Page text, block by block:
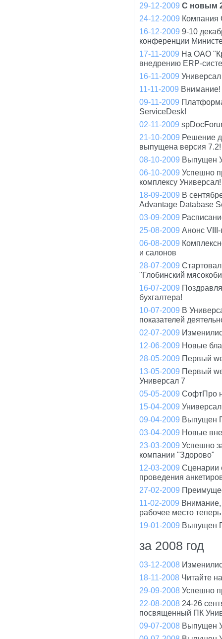
29-12-2009 С новым
24-12-2009 Компания
16-12-2009 9-10
конференции
17-11-2009 На ОАО
внедрению ERP-
16-11-2009 Универсал
11-11-2009
09-11-2009
ServiceDesk!
02-11-2009
21-10-2009 Решение
выпущена версия 7.2!
08-10-2009 Выпущен
06-10-2009 Успешно
комплексу Универсал!
18-09-2009 В
Advantage Database
03-09-2009
25-08-2009 Анонс
06-08-2009
и салонов
28-07-2009
"Глобинский
16-07-2009
бухгалтера!
10-07-2009 В
показателей
02-07-2009
12-06-2009 Новые
28-05-2009 Первый
13-05-2009 Первый
Универсал 7
05-05-2009 СофтПро
15-04-2009
09-04-2009 Выпущен
03-04-2009 Новые
23-03-2009 Успешно
компании "Здорово"
12-03-2009 Сценарии
проведения
27-02-2009
11-02-2009 Внимание,
рабочее место
19-01-2009 Выпущен
за 2008 год
03-12-2008
18-11-2008 Читайте
29-09-2008 Успешно
22-08-2008 24-26
посвященный ПК
09-07-2008 Выпущен